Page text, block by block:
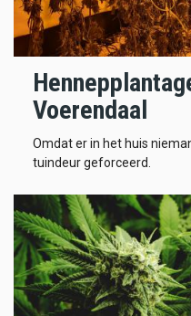
Voerendaal
Omdat er in het huis
tuindeur geforceerd.